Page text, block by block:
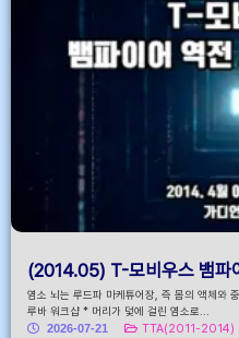
(2014.05) T-모비우스 뱀파
염소 뇌는 루드파 마케튜어장, 즉 몸의 액체와
루바 워크샵 * 머리가 덫에 걸린 염소로...
2026-07-21
TTA(2011-2014)